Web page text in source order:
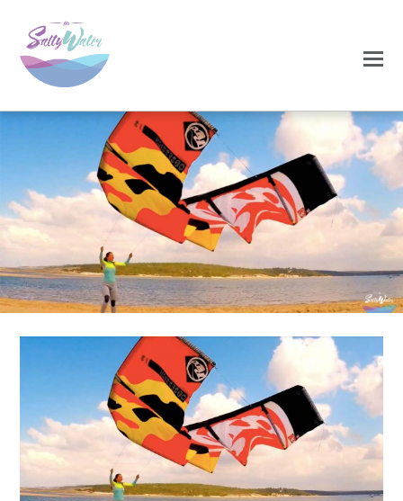
NOVEMBRO 20, 2020 0 0
lagoa_saltos